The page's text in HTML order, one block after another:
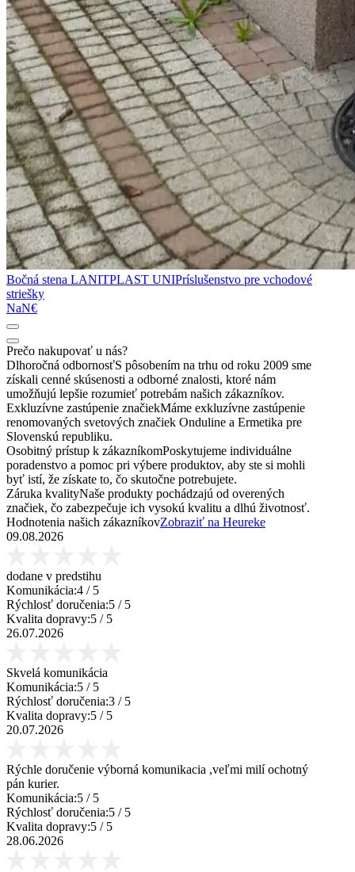
Bočná stena LANITPLAST UNIPríslušenstvo pre vchodové
striešky
NaN€
Prečo nakupovať u nás?
Dlhoročná odbornosťS pôsobením na trhu od roku 2009 sme
získali cenné skúsenosti a odborné znalosti, ktoré nám
umožňujú lepšie rozumieť potrebám našich zákazníkov.
Exkluzívne zastúpenie značiekMáme exkluzívne zastúpenie
renomovaných svetových značiek Onduline a Ermetika pre
Slovenskú republiku.
Osobitný prístup k zákazníkomPoskytujeme individuálne
poradenstvo a pomoc pri výbere produktov, aby ste si mohli
byť istí, že získate to, čo skutočne potrebujete.
Záruka kvalityNaše produkty pochádzajú od overených
značiek, čo zabezpečuje ich vysokú kvalitu a dlhú životnosť.
Hodnotenia našich zákazníkovZobraziť na Heureke
09.08.2026
dodane v predstihu
Komunikácia:4 / 5
Rýchlosť doručenia:5 / 5
Kvalita dopravy:5 / 5
26.07.2026
Skvelá komunikácia
Komunikácia:5 / 5
Rýchlosť doručenia:3 / 5
Kvalita dopravy:5 / 5
20.07.2026
Rýchle doručenie výborná komunikacia ,veľmi milí ochotný
pán kurier.
Komunikácia:5 / 5
Rýchlosť doručenia:5 / 5
Kvalita dopravy:5 / 5
28.06.2026